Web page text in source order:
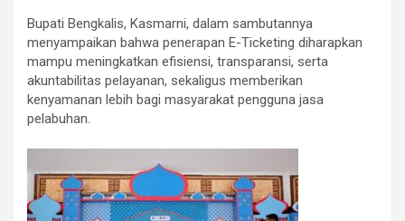
Bupati Bengkalis, Kasmarni, dalam sambutannya
menyampaikan bahwa penerapan E-Ticketing diharapkan
mampu meningkatkan efisiensi, transparansi, serta
akuntabilitas pelayanan, sekaligus memberikan
kenyamanan lebih bagi masyarakat pengguna jasa
pelabuhan.